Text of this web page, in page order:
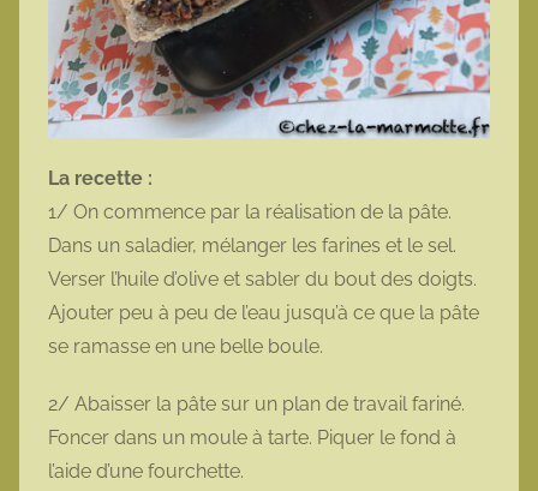
La recette :
1/ On commence par la réalisation de la pâte.
Dans un saladier, mélanger les farines et le sel.
Verser l’huile d’olive et sabler du bout des doigts.
Ajouter peu à peu de l’eau jusqu’à ce que la pâte
se ramasse en une belle boule.
2/ Abaisser la pâte sur un plan de travail fariné.
Foncer dans un moule à tarte. Piquer le fond à
l’aide d’une fourchette.